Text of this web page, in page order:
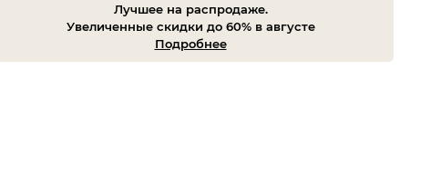
Лучшее на распродаже.
Увеличенные скидки до 60% в августе
Подробнее